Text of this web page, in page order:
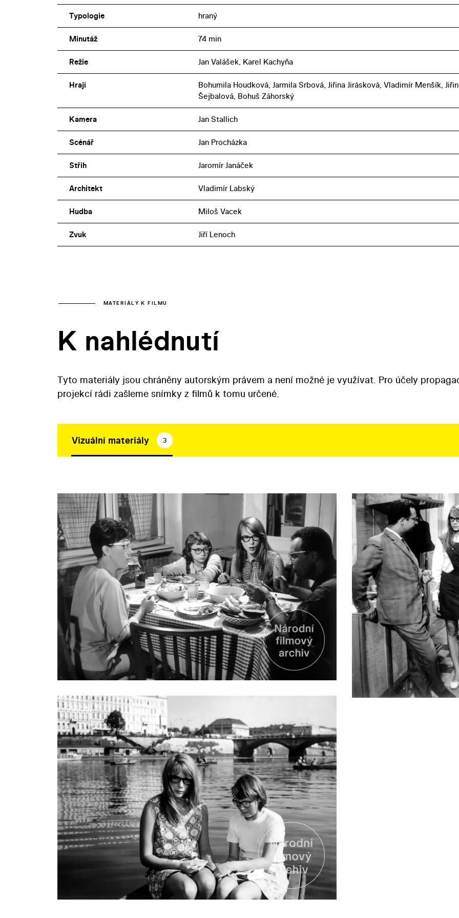
Typologie hraný
Minutáž 74 min
Režie Jan Valášek, Karel Kachyňa
Hrají
Bohumila Houdková, Jarmila Srbová, Jiřina Jirásková, Vladimír Menšík,
Šejbalová, Bohuš Záhorský
Kamera Jan Stallich
Scénář Jan Procházka
Střih Jaromír Janáček
Architekt Vladimír Labský
Hudba Miloš Vacek
Zvuk Jiří Lenoch
MATERIÁLY K FILMU
K nahlédnutí
Tyto materiály jsou chráněny autorským právem a není možné je využívat. Pro účely
projekcí rádi zašleme snímky z filmů k tomu určené.
Vizuální materiály 3